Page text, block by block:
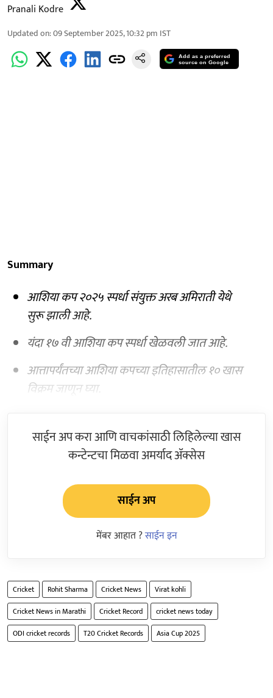
Pranali Kodre
Updated on:09 September 2025, 10:32 pm IST
Add as a preferred
source on Google
Summary
आशिया कप २०२५ स्पर्धा संयुक्त अरब अमिराती येथे
सुरू झाली आहे.
यंदा १७ वी आशिया कप स्पर्धा खेळवली जात आहे.
आत्तापर्यंतच्या आशिया कपच्या इतिहासातील १० खास
विक्रम जाणून घ्या.
साईन अप करा आणि वाचकांसाठी लिहिलेल्या खास
कन्टेन्टचा मिळवा अमर्याद ॲक्सेस
साईन अप
मेंबर आहात ?साईन इन
Cricket Rohit Sharma Cricket News
Virat kohli
Cricket News in Marathi
Cricket Record
cricket news today
ODI cricket records
T20 Cricket Records Asia Cup 2025